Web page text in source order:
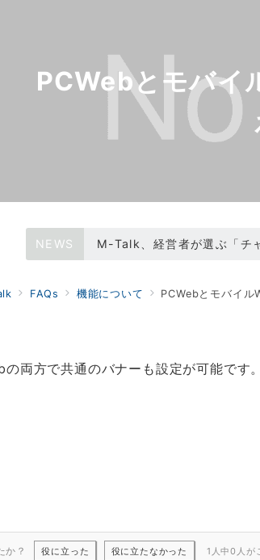
PCWebとモバイ
NEWS M-Talk、経営者が選ぶ「チ
FAQs 機能について PCWebとモバイル
両方で共通のバナーも設定が可能です
か？ 役に立った 役に立たなかった 1人中0人が